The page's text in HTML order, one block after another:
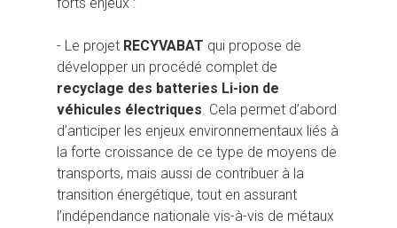
forts enjeux :
- Le projet RECYVABAT qui propose de
développer un procédé complet de
recyclage des batteries Li-ion de
véhicules électriques. Cela permet d’abord
d’anticiper les enjeux environnementaux liés à
la forte croissance de ce type de moyens de
transports, mais aussi de contribuer à la
transition énergétique, tout en assurant
l’indépendance nationale vis-à-vis de métaux